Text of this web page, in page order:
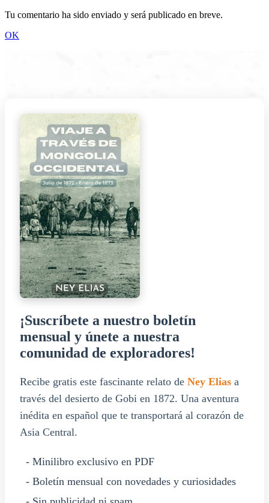
Tu comentario ha sido enviado y será publicado en breve.
OK
¡Suscríbete a nuestro boletín
mensual y únete a nuestra
comunidad de exploradores!
Recibe gratis este fascinante relato de Ney Elias a
través del desierto de Gobi en 1872. Una aventura
inédita en español que te transportará al corazón de
Asia Central.
- Minilibro exclusivo en PDF
- Boletín mensual con novedades y curiosidades